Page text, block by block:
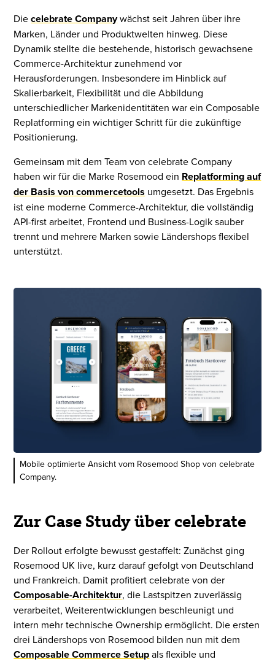
Diecelebrate Companywächst seit Jahren über ihre
Marken, Länder und Produktwelten hinweg. Diese
Dynamik stellte die bestehende, historisch gewachsene
Commerce-Architektur zunehmend vor
Herausforderungen. Insbesondere im Hinblick auf
Skalierbarkeit, Flexibilität und die Abbildung
unterschiedlicher Markenidentitäten war ein Composable
Replatforming ein wichtiger Schritt für die zukünftige
Positionierung.
Gemeinsam mit dem Team von celebrate Company
haben wir für die Marke Rosemood ein Replatforming auf
der Basis von commercetools umgesetzt. Das Ergebnis
ist eine moderne Commerce-Architektur, die vollständig
API-first arbeitet, Frontend und Business-Logik sauber
trennt und mehrere Marken sowie Ländershops flexibel
unterstützt.
Mobile optimierte Ansicht vom Rosemood Shop von celebrate
Company.
Zur Case Study über celebrate
Der Rollout erfolgte bewusst gestaffelt: Zunächst ging
Rosemood UK live, kurz darauf gefolgt von Deutschland
und Frankreich. Damit profitiert celebrate von der
Composable-Architektur, die Lastspitzen zuverlässig
verarbeitet, Weiterentwicklungen beschleunigt und
intern mehr technische Ownership ermöglicht. Die ersten
drei Ländershops von Rosemood bilden nun mit dem
Composable Commerce Setupals flexible und